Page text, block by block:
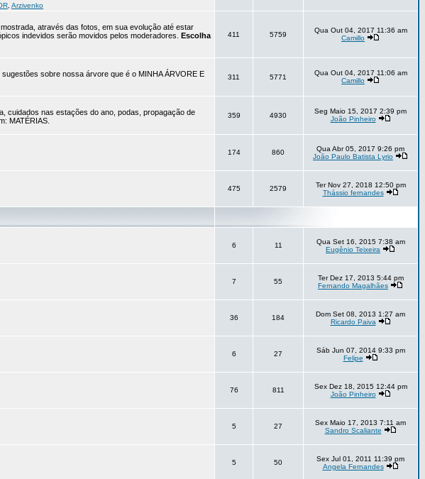
Arzivenko
através das fotos, em sua evolução até estar
indevidos serão movidos pelos moderadores. Escolha
411 5759
Qua Out 04, 2017 11:36 am
Camillo
sobre nossa árvore que é o MINHA ÁRVORE E
311 5771
Qua Out 04, 2017 11:06 am
Camillo
cuidados nas estações do ano, podas, propagação de
MATÉRIAS.
359 4930
Seg Maio 15, 2017 2:39 pm
João Pinheiro
174 860
Qua Abr 05, 2017 9:26 pm
João Paulo Batista Lyrio
475 2579
Ter Nov 27, 2018 12:50 pm
Thássio fernandes
6 11
Qua Set 16, 2015 7:38 am
Eugênio Teixeira
7 55
Ter Dez 17, 2013 5:44 pm
Fernando Magalhães
36 184
Dom Set 08, 2013 1:27 am
Ricardo Paiva
6 27
Sáb Jun 07, 2014 9:33 pm
Felipe
76 811
Sex Dez 18, 2015 12:44 pm
João Pinheiro
5 27
Sex Maio 17, 2013 7:11 am
Sandro Scaliante
5 50
Sex Jul 01, 2011 11:39 pm
Angela Fernandes